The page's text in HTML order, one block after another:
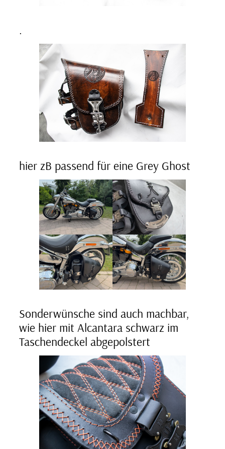
.
hier zB passend für eine Grey Ghost
Sonderwünsche sind auch machbar,
wie hier mit Alcantara schwarz im
Taschendeckel abgepolstert